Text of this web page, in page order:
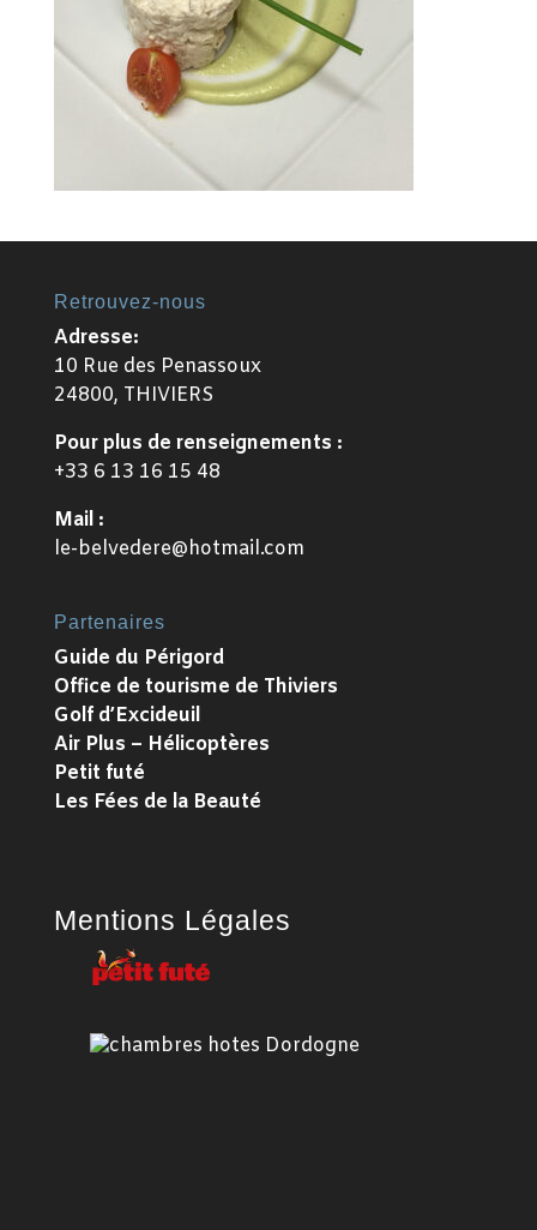
Retrouvez-nous
Adresse:
10 Rue des Penassoux
24800, THIVIERS
Pour plus de renseignements :
+33 6 13 16 15 48
Mail :
le-belvedere@hotmail.com
Partenaires
Guide du Périgord
Office de tourisme de Thiviers
Golf d’Excideuil
Air Plus – Hélicoptères
Petit futé
Les Fées de la Beauté
Mentions Légales